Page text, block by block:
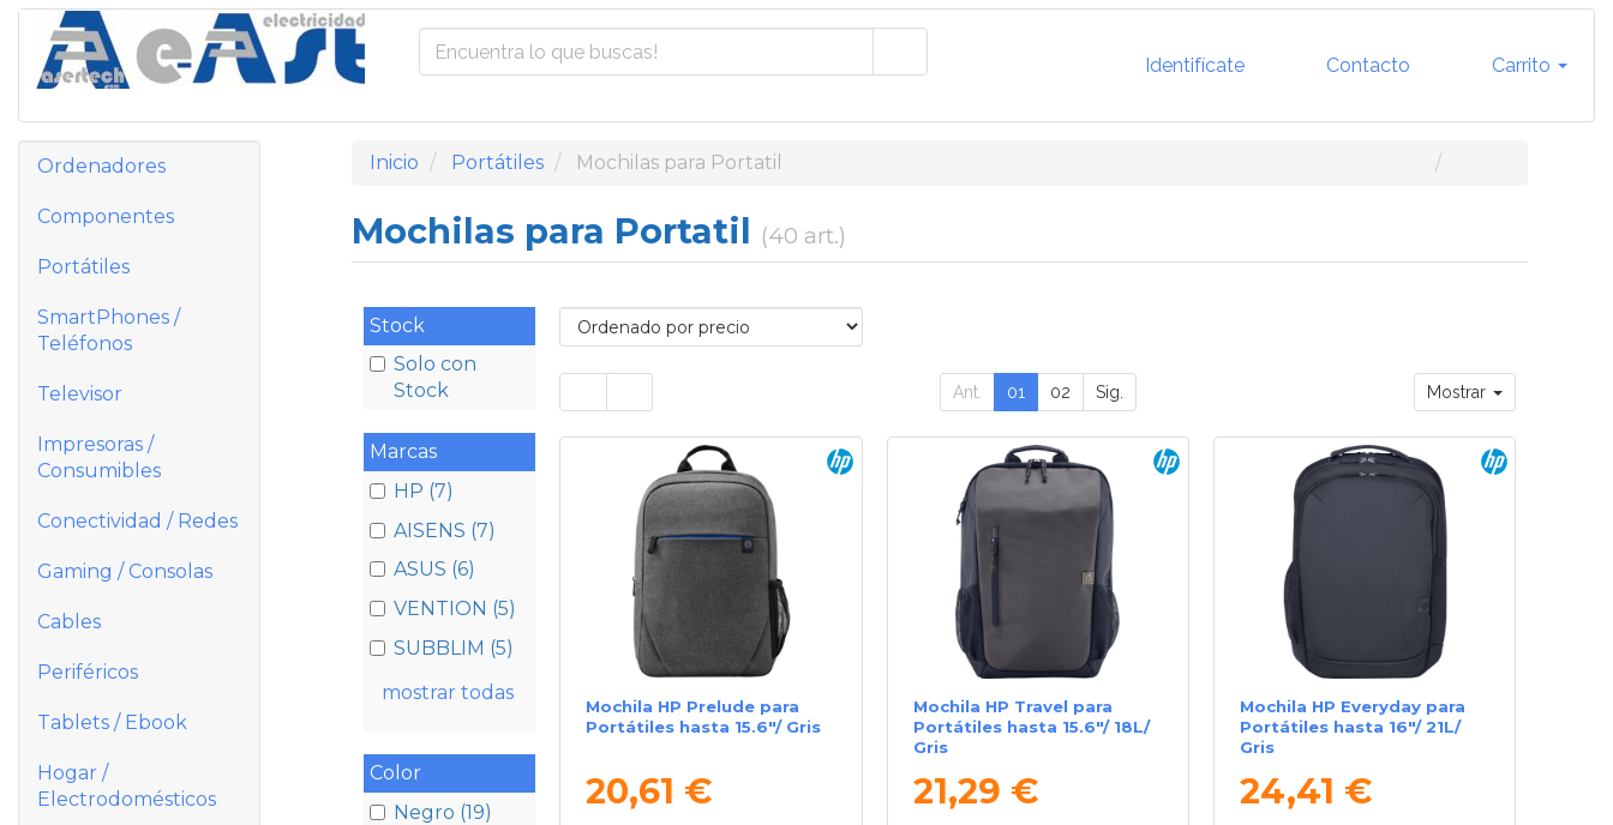
Identifícate Contacto Carrito
Ordenadores
Componentes
Portátiles
SmartPhones /
Teléfonos
Televisor
Impresoras /
Consumibles
Conectividad / Redes
Gaming / Consolas
Cables
Periféricos
Tablets / Ebook
Hogar /
Electrodomésticos
Inicio Portátiles Mochilas para Portatil
Mochilas para Portatil (40 art.)
Stock
Solo con
Stock
Marcas
HP (7)
AISENS (7)
ASUS (6)
VENTION (5)
SUBBLIM (5)
mostrar todas
Color
Negro (19)
Ant. 01 02 Sig. Mostrar
Mochila HP Prelude para
Portátiles hasta 15.6"/ Gris
20,61 €
Mochila HP Travel para
Portátiles hasta 15.6"/ 18L/
Gris
21,29 €
Mochila HP Everyday para
Portátiles hasta 16"/ 21L/
Gris
24,41 €